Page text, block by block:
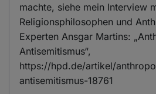
machte, siehe mein Interview
Religionsphilosophen und
Experten Ansgar Martins:
Antisemitismus“,
https://hpd.de/artikel/
antisemitismus-18761